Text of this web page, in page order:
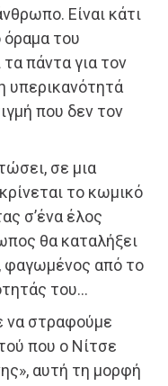
Είναι κάτι
όραμα του
πάντα για τον
υπερικανότητά
που δεν τον
σε μια
το κωμικό
σ’ένα έλος
θα καταλήξει
φαγωμένος από το
του…
να στραφούμε
που ο Νίτσε
αυτή τη μορφή